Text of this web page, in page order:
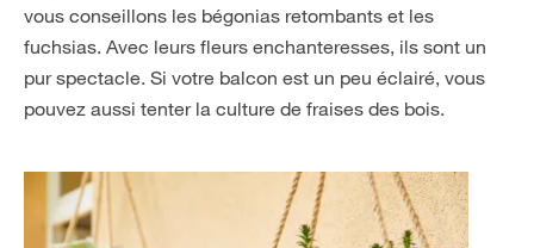
vous conseillons les bégonias retombants et les
fuchsias. Avec leurs fleurs enchanteresses, ils sont un
pur spectacle. Si votre balcon est un peu éclairé, vous
pouvez aussi tenter la culture de fraises des bois.